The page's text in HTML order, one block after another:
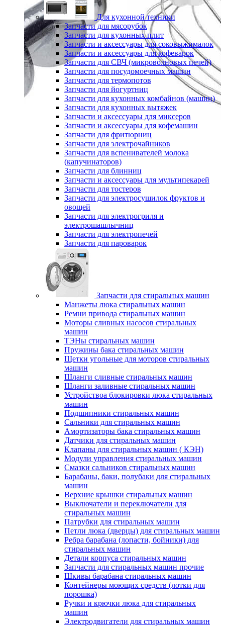
Для кухонной техники
Запчасти для мясорубок
Запчасти для кухонных плит
Запчасти и аксессуары для соковыжималок
Запчасти и аксессуары для кофеварок
Запчасти для СВЧ (микроволновых печей)
Запчасти для посудомоечных машин
Запчасти для термопотов
Запчасти для йогуртниц
Запчасти для кухонных комбайнов (машин)
Запчасти для кухонных вытяжек
Запчасти и аксессуары для миксеров
Запчасти и аксессуары для кофемашин
Запчасти для фритюрниц
Запчасти для электрочайников
Запчасти для вспенивателей молока
(капучинаторов)
Запчасти для блинниц
Запчасти и аксессуары для мультипекарей
Запчасти для тостеров
Запчасти для электросушилок фруктов и
овощей
Запчасти для электрогриля и
электрошашлычниц
Запчасти для электропечей
Запчасти для пароварок
Запчасти для стиральных машин
Манжеты люка стиральных машин
Ремни привода стиральных машин
Моторы сливных насосов стиральных
машин
ТЭНы стиральных машин
Пружины бака стиральных машин
Щетки угольные для моторов стиральных
машин
Шланги сливные стиральных машин
Шланги заливные стиральных машин
Устройствоа блокировки люка стиральных
машин
Подшипники стиральных машин
Сальники для стиральных машин
Амортизаторы бака стиральных машин
Датчики для стиральных машин
Клапаны для стиральных машин ( КЭН)
Модули управления стиральных машин
Смазки сальников стиральных машин
Барабаны, баки, полубаки для стиральных
машин
Верхние крышки стиральных машин
Выключатели и переключатели для
стиральных машин
Патрубки для стиральных машин
Петли люка (дверцы) для стиральных машин
Ребра барабана (лопасти, бойники) для
стиральных машин
Детали корпуса стиральных машин
Запчасти для стиральных машин прочие
Шкивы барабана стиральных машин
Контейнеры моющих средств (лотки для
порошка)
Ручки и крючки люка для стиральных
машин
Электродвигатели для стиральных машин